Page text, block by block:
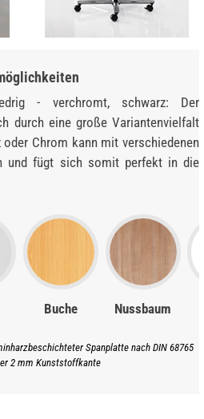
- verchromt, schwarz: Der
durch eine große Variantenvielfalt
Chrom kann mit verschiedenen
und fügt sich somit perfekt in die
Buche Nussbaum
Spanplatte nach DIN 68765
2 mm Kunststoffkante